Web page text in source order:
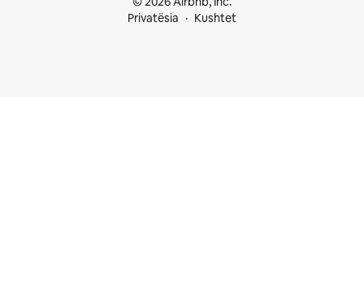
Privatësia
Kushtet